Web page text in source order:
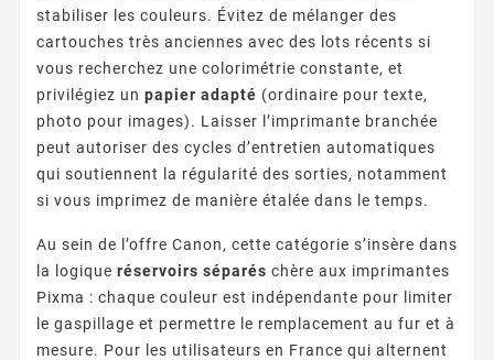
stabiliser les couleurs. Évitez de mélanger des
cartouches très anciennes avec des lots récents si
vous recherchez une colorimétrie constante, et
privilégiez un papier adapté (ordinaire pour texte,
photo pour images). Laisser l’imprimante branchée
peut autoriser des cycles d’entretien automatiques
qui soutiennent la régularité des sorties, notamment
si vous imprimez de manière étalée dans le temps.
Au sein de l’offre Canon, cette catégorie s’insère dans
la logique réservoirs séparés chère aux imprimantes
Pixma : chaque couleur est indépendante pour limiter
le gaspillage et permettre le remplacement au fur et à
mesure. Pour les utilisateurs en France qui alternent